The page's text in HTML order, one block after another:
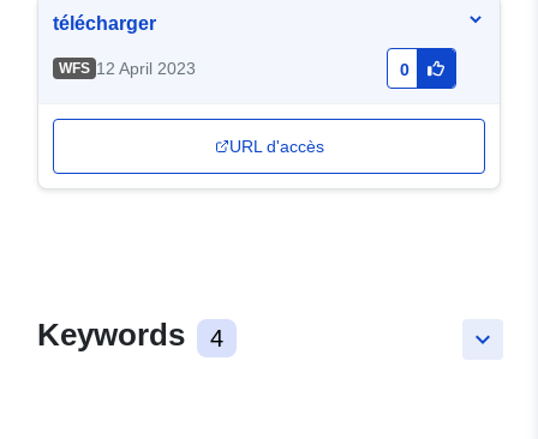
télécharger
WFS 12 April 2023 0
URL d'accès
keyboard_arrow_down
Keywords 4